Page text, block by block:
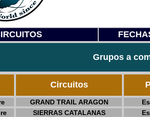
Grupos a
Circuitos
GRAND TRAIL ARAGON
SIERRAS CATALANAS